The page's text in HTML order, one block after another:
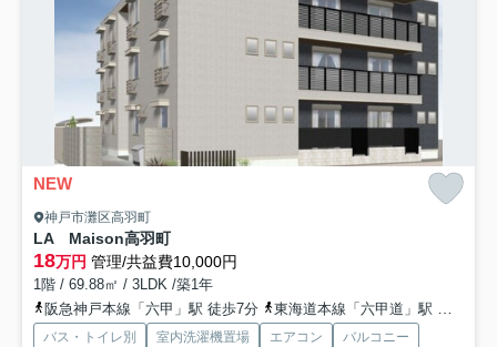
NEW
神戸市灘区高羽町
LA Maison高羽町
18万円 管理/共益費10,000円
1階 / 69.88㎡ / 3LDK /築1年
阪急神戸本線「六甲」駅 徒歩7分
東海道本線「六甲道」駅 徒歩12分
バス・トイレ別 室内洗濯機置場 エアコン
バルコニー